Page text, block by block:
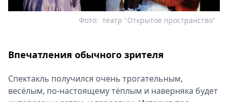
театр "Открытое пространство"
Фото:
Впечатления обычного зрителя
Спектакль получился очень трогательным,
весёлым, по-настоящему тёплым и наверняка будет